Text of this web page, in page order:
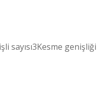
sayısı3Kesme genişliği